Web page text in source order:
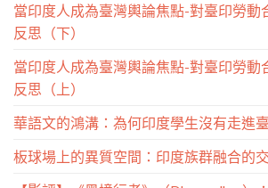
當印度人成為臺灣輿論焦點-對臺印勞動
反思（下）
當印度人成為臺灣輿論焦點-對臺印勞動
反思（上）
華語文的鴻溝：為何印度學生沒有走進
板球場上的異質空間：印度族群融合的